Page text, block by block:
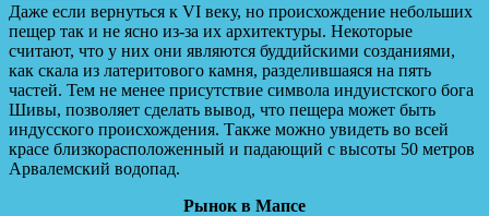
Даже если вернуться к VI веку, но происхождение небольших
пещер так и не ясно из-за их архитектуры. Некоторые
считают, что у них они являются буддийскими созданиями,
как скала из латеритового камня, разделившаяся на пять
частей. Тем не менее присутствие символа индуистского бога
Шивы, позволяет сделать вывод, что пещера может быть
индусского происхождения. Также можно увидеть во всей
красе близкорасположенный и падающий с высоты 50 метров
Арвалемский водопад.
Рынок в Мапсе